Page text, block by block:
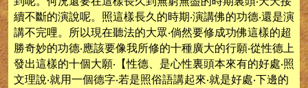
續不斷的演說呢。照這樣長久的時期‧演講佛的功德‧還是演
講不完哩。所以現在聽法的大眾‧倘然要修成功佛這樣的超
勝奇妙的功德‧應該要像我所修的十種廣大的行願‧從性德上
發出這樣的十個大願‧【性德、是心性裏頭本來有的好處‧照
文理說‧就用一個德字‧若是照俗語講起來‧就是好處‧下邊的